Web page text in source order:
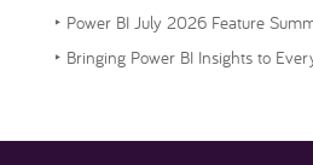
‣ Power BI July 2026 Feature
‣ Bringing Power BI Insights to